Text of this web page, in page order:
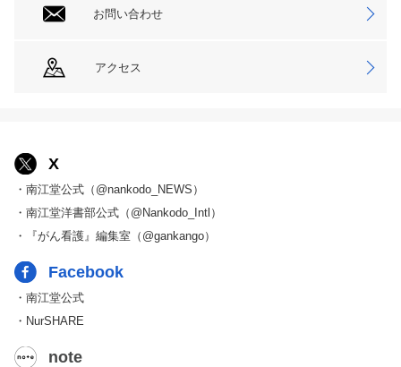
お問い合わせ
アクセス
X
・南江堂公式（@nankodo_NEWS）
・南江堂洋書部公式（@Nankodo_Intl）
・『がん看護』編集室（@gankango）
Facebook
・南江堂公式
・NurSHARE
note